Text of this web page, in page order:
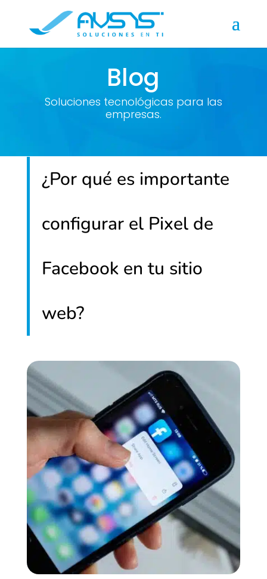
Blog
Soluciones tecnológicas para las
empresas.
¿Por qué es importante
configurar el Pixel de
Facebook en tu sitio
web?